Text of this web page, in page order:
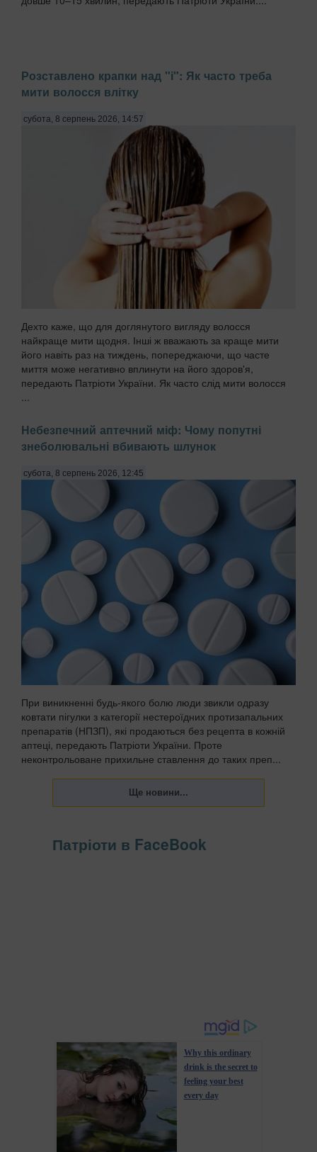
Розставлено крапки над "і": Як часто треба
мити волосся влітку
субота, 8 серпень 2026, 14:57
Дехто каже, що для доглянутого вигляду волосся
найкраще мити щодня. Інші ж вважають за краще мити
його навіть раз на тиждень, попереджаючи, що часте
миття може негативно вплинути на його здоров'я,
передають Патріоти України. Як часто слід мити волосся
...
Небезпечний аптечний міф: Чому попутні
знеболювальні вбивають шлунок
субота, 8 серпень 2026, 12:45
При виникненні будь-якого болю люди звикли одразу
ковтати пігулки з категорії нестероїдних протизапальних
препаратів (НПЗП), які продаються без рецепта в кожній
аптеці, передають Патріоти України. Проте
неконтрольоване прихильне ставлення до таких преп...
Патріоти в FaceBook
Why this ordinary
drink is the secret to
feeling your best
every day